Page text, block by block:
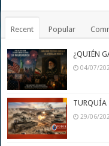
Recent Popular
¿QUIÉN
04/07/
TURQUÍA
29/06/